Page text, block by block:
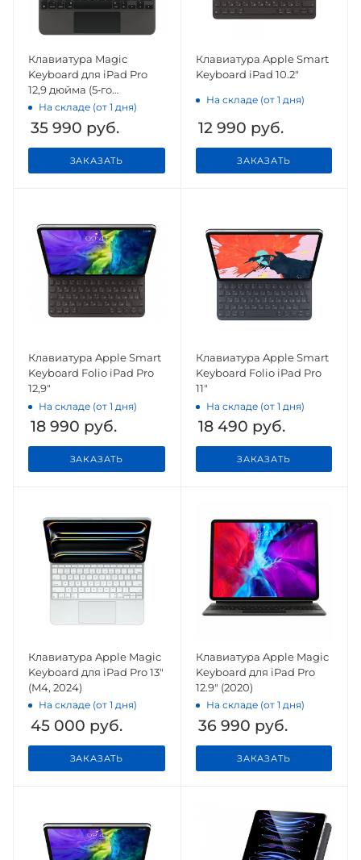
Клавиатура Magic
Keyboard для iPad Pro
12,9 дюйма (5‑го
поколения, 2021) Black
На складе (от 1 дня)
35 990 руб.
ЗАКАЗАТЬ
Клавиатура Apple Smart
Keyboard iPad 10.2"
На складе (от 1 дня)
12 990 руб.
ЗАКАЗАТЬ
Клавиатура Apple Smart
Keyboard Folio iPad Pro
12,9"
На складе (от 1 дня)
18 990 руб.
ЗАКАЗАТЬ
Клавиатура Apple Smart
Keyboard Folio iPad Pro
11"
На складе (от 1 дня)
18 490 руб.
ЗАКАЗАТЬ
Клавиатура Apple Magic
Keyboard для iPad Pro 13"
(M4, 2024)
На складе (от 1 дня)
45 000 руб.
ЗАКАЗАТЬ
Клавиатура Apple Magic
Keyboard для iPad Pro
12.9" (2020)
На складе (от 1 дня)
36 990 руб.
ЗАКАЗАТЬ